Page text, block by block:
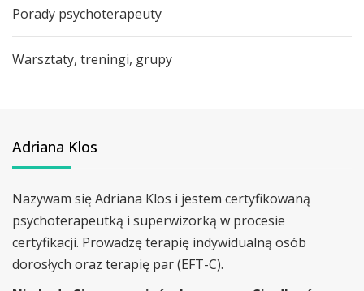
Porady psychoterapeuty
Warsztaty, treningi, grupy
Adriana Klos
Nazywam się Adriana Klos i jestem certyfikowaną
psychoterapeutką i superwizorką w procesie
certyfikacji. Prowadzę terapię indywidualną osób
dorosłych oraz terapię par (EFT-C).